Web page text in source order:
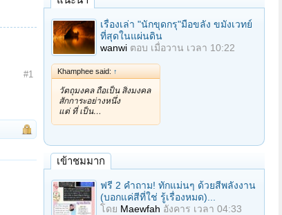
#1
เรื่องเล่า "นักขุดกรุ"มือขลัง ขมังเวทย์
ที่สุดในแผ่นดิน
wanwi ตอบ เมื่อวาน เวลา 10:22
Khamphee said: ↑
วัตถุมงคล ถือเป็น สิ่งมงคล
สักการะอย่างหนึ่ง
แต่ ที่ เป็น…
เข้าชมมาก
ฟรี 2 คำถาม! ทักแม่นๆ ด้วยสีพลังงาน
(บอกแค่สีที่ใช่ รู้เรื่องหมด)...
โดย Maewfah อังคาร เวลา 04:33